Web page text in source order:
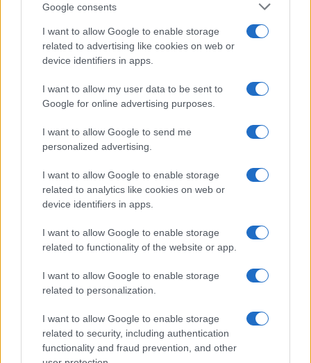
Google consents
I want to allow Google to enable storage
related to advertising like cookies on web or
device identifiers in apps.
I want to allow my user data to be sent to
Google for online advertising purposes.
I want to allow Google to send me
personalized advertising.
I want to allow Google to enable storage
related to analytics like cookies on web or
device identifiers in apps.
I want to allow Google to enable storage
related to functionality of the website or app.
I want to allow Google to enable storage
related to personalization.
I want to allow Google to enable storage
related to security, including authentication
functionality and fraud prevention, and other
Cotización actual de Bitcoin y principales altcoins en 2026
Diego Martín · 9 Ago 2026